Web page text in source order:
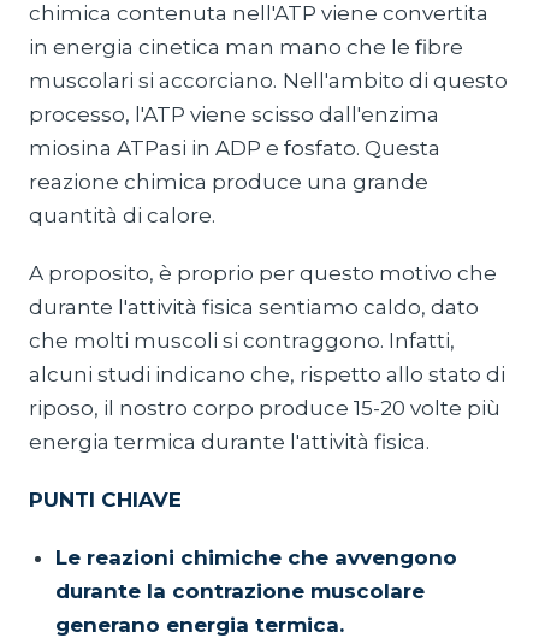
chimica contenuta nell'ATP viene convertita
in energia cinetica man mano che le fibre
muscolari si accorciano. Nell'ambito di questo
processo, l'ATP viene scisso dall'enzima
miosina ATPasi in ADP e fosfato. Questa
reazione chimica produce una grande
quantità di calore.
A proposito, è proprio per questo motivo che
durante l'attività fisica sentiamo caldo, dato
che molti muscoli si contraggono. Infatti,
alcuni studi indicano che, rispetto allo stato di
riposo, il nostro corpo produce 15-20 volte più
energia termica durante l'attività fisica.
PUNTI CHIAVE
Le reazioni chimiche che avvengono
durante la contrazione muscolare
generano energia termica.